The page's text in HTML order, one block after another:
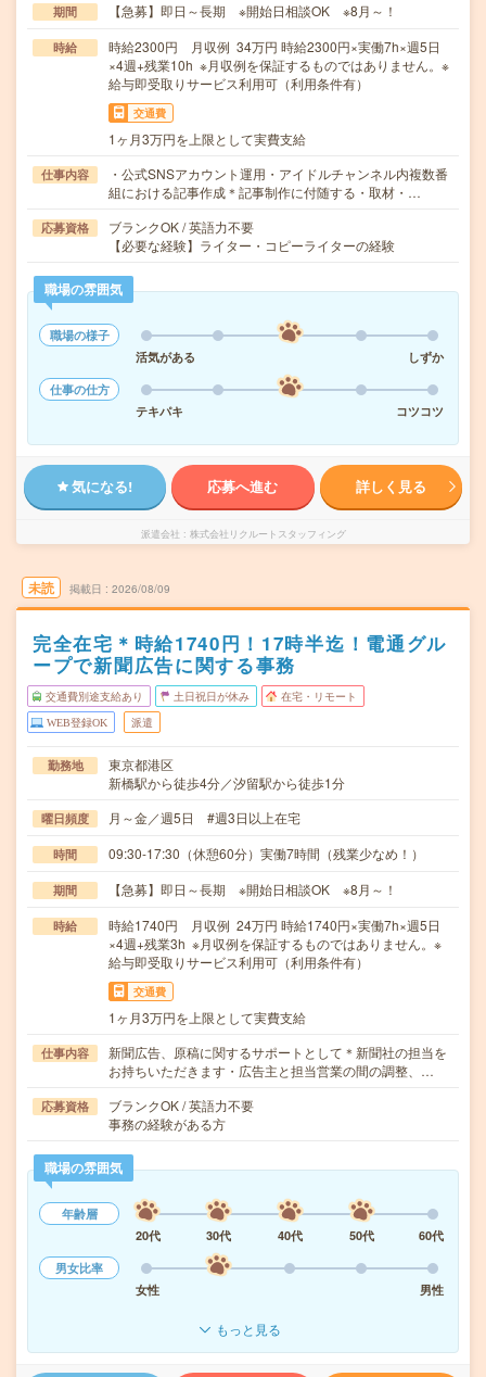
期間 【急募】即日～長期 ※開始日相談OK ※8月～！
時給
時給2300円 月収例 34万円 時給2300円×実働7h×週5日
×4週+残業10h ※月収例を保証するものではありません。※
給与即受取りサービス利用可（利用条件有）
交通費
1ヶ月3万円を上限として実費支給
仕事内容
・公式SNSアカウント運用・アイドルチャンネル内複数番
組における記事作成＊記事制作に付随する・取材・…
応募資格
ブランクOK / 英語力不要
【必要な経験】ライター・コピーライターの経験
職場の雰囲気
職場の様子
活気がある
しずか
仕事の仕方
テキパキ
コツコツ
気になる! 応募へ進む 詳しく見る
派遣会社 株式会社リクルートスタッフィング
未読 掲載日 2026/08/09
完全在宅＊時給1740円！17時半迄！電通グル
ープで新聞広告に関する事務
交通費別途支給あり 土日祝日が休み 在宅・リモート
WEB登録OK 派遣
勤務地
東京都港区
新橋駅から徒歩4分／汐留駅から徒歩1分
曜日頻度 月～金／週5日 #週3日以上在宅
時間 09:30-17:30（休憩60分）実働7時間（残業少なめ！）
期間 【急募】即日～長期 ※開始日相談OK ※8月～！
時給
時給1740円 月収例 24万円 時給1740円×実働7h×週5日
×4週+残業3h ※月収例を保証するものではありません。※
給与即受取りサービス利用可（利用条件有）
交通費
1ヶ月3万円を上限として実費支給
仕事内容
新聞広告、原稿に関するサポートとして＊新聞社の担当を
お持ちいただきます・広告主と担当営業の間の調整、…
応募資格
ブランクOK / 英語力不要
事務の経験がある方
職場の雰囲気
年齢層
20代
30代 40代 50代
60代
男女比率
女性
男性
もっと見る